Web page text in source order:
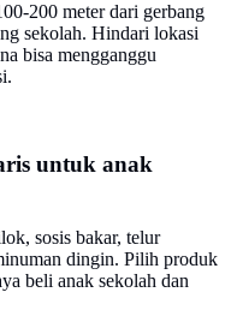
200 meter dari gerbang
sekolah. Hindari lokasi
bisa mengganggu
untuk anak
sosis bakar, telur
dingin. Pilih produk
beli anak sekolah dan